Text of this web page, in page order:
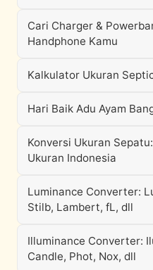
Cari Charger &
Handphone Kamu
Kalkulator Ukuran
Hari Baik Adu Ayam
Konversi Ukuran
Ukuran Indonesia
Luminance Converter:
Stilb, Lambert, fL, dll
Illuminance Converter:
Candle, Phot, Nox, dll